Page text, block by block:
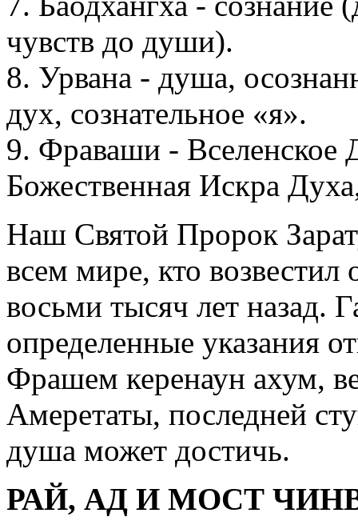
чувств до души).
8. Урвана - душа,
дух, сознательное «я».
9. Фраваши - Вселенское
Божественная Искра
Наш Святой Пророк
всем мире, кто
восьми тысяч лет назад.
определенные указания
Фрашем керенаун ахум,
Амеретаты, последней
душа может достичь.
РАЙ, АД И МОСТ